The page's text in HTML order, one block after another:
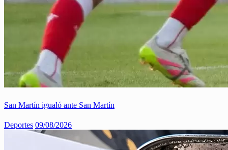
San Martín igualó ante San Martín
Deportes 09/08/2026